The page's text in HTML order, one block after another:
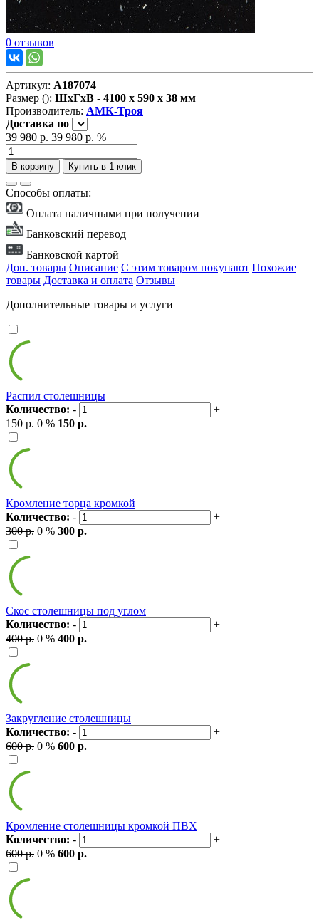
0 отзывов
Артикул: А187074
Размер (): ШxГxВ - 4100 x 590 x 38 мм
Производитель: АМК-Троя
Доставка по
39 980 р. 39 980 р. %
В корзину Купить в 1 клик
Способы оплаты:
Оплата наличными при получении
Банковский перевод
Банковской картой
Доп. товары Описание С этим товаром покупают Похожие
товары Доставка и оплата Отзывы
Дополнительные товары и услуги
Распил столешницы
Количество: -
+
150 р. 0 % 150 р.
Кромление торца кромкой
Количество: -
+
300 р. 0 % 300 р.
Скос столешницы под углом
Количество: -
+
400 р. 0 % 400 р.
Закругление столешницы
Количество: -
+
600 р. 0 % 600 р.
Кромление столешницы кромкой ПВХ
Количество: -
+
600 р. 0 % 600 р.